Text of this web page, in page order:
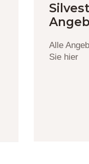
Alle
Sie hier